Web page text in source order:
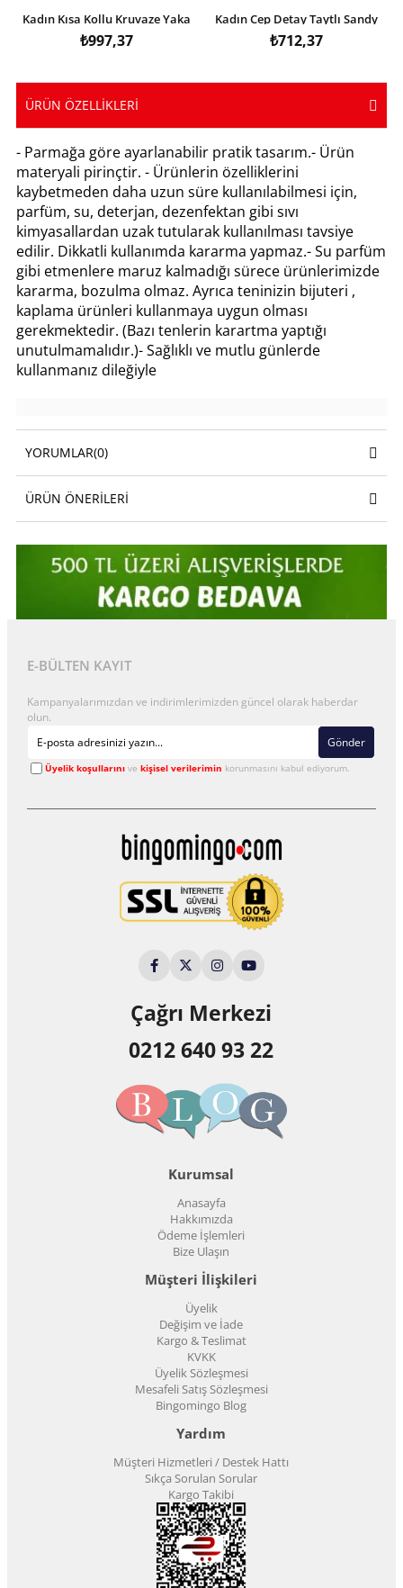
Kadın Kısa Kollu Kruvaze Yaka
Eteği Volanlı Krep Elbise
₺997,37
Kadın Cep Detay Taytlı Sandy
Etek
₺712,37
ÜRÜN ÖZELLIKLERI
- Parmağa göre ayarlanabilir pratik tasarım.- Ürün
materyali pirinçtir. - Ürünlerin özelliklerini
kaybetmeden daha uzun süre kullanılabilmesi için,
parfüm, su, deterjan, dezenfektan gibi sıvı
kimyasallardan uzak tutularak kullanılması tavsiye
edilir. Dikkatli kullanımda kararma yapmaz.- Su parfüm
gibi etmenlere maruz kalmadığı sürece ürünlerimizde
kararma, bozulma olmaz. Ayrıca teninizin bijuteri ,
kaplama ürünleri kullanmaya uygun olması
gerekmektedir. (Bazı tenlerin karartma yaptığı
unutulmamalıdır.)- Sağlıklı ve mutlu günlerde
kullanmanız dileğiyle
YORUMLAR(0)
ÜRÜN ÖNERILERI
E-BÜLTEN KAYIT
Kampanyalarımızdan ve indirimlerimizden güncel olarak haberdar
olun.
Gönder
Üyelik koşullarınıve kişisel verilerimin korunmasını kabul ediyorum.
Çağrı Merkezi
0212 640 93 22
Kurumsal
Anasayfa
Hakkımızda
Ödeme İşlemleri
Bize Ulaşın
Müşteri İlişkileri
Üyelik
Değişim ve İade
Kargo & Teslimat
KVKK
Üyelik Sözleşmesi
Mesafeli Satış Sözleşmesi
Bingomingo Blog
Yardım
Müşteri Hizmetleri / Destek Hattı
Sıkça Sorulan Sorular
Kargo Takibi